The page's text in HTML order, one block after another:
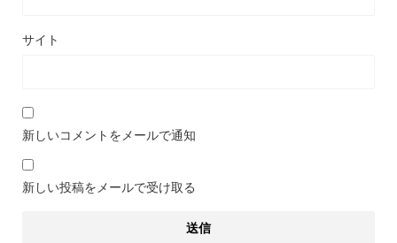
サイト
新しいコメントをメールで通知
新しい投稿をメールで受け取る